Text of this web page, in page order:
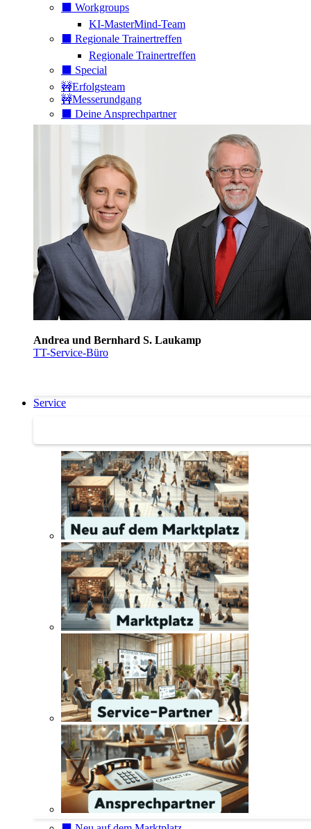
⬛️ Workgroups
KI-MasterMind-Team
⬛️ Regionale Trainertreffen
Regionale Trainertreffen
⬛️ Special
🚧Erfolgsteam
🚧Messerundgang
⬛️ Deine Ansprechpartner
Andrea und Bernhard S. Laukamp
TT-Service-Büro
Service